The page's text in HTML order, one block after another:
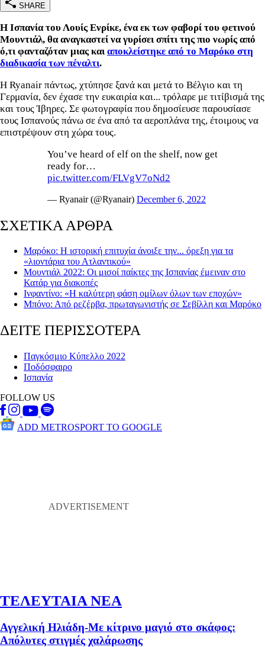
SHARE
Η Ισπανία του Λουίς Ενρίκε, ένα εκ των φαβορί του φετινού
Μουντιάλ, θα αναγκαστεί να γυρίσει σπίτι της πιο νωρίς από
ό,τι φανταζόταν μιας καιαποκλείστηκε από το Μαρόκο στη
διαδικασία των πέναλτι.
Η Ryanair πάντως, χτύπησε ξανά και μετά το Βέλγιο και τη
Γερμανία, δεν έχασε την ευκαιρία και... τρόλαρε με τιτίβισμά της
και τους Ίβηρες. Σε φωτογραφία που δημοσίευσε παρουσίασε
τους Ισπανούς πάνω σε ένα από τα αεροπλάνα της, έτοιμους να
επιστρέψουν στη χώρα τους.
You’ve heard of elf on the shelf, now get
ready for…
pic.twitter.com/FLVgV7oNd2
— Ryanair (@Ryanair) December 6, 2022
ΣΧΕΤΙΚΑ ΑΡΘΡΑ
Μαρόκο: Η ιστορική επιτυχία άνοιξε την... όρεξη για τα
«λιοντάρια του Ατλαντικού»
Μουντιάλ 2022: Οι μισοί παίκτες της Ισπανίας έμειναν στο
Κατάρ για διακοπές
Ινφαντίνο: «Η καλύτερη φάση ομίλων όλων των εποχών»
Μπόνο: Από ρεζέρβα, πρωταγωνιστής σε Σεβίλλη και Μαρόκο
ΔΕΙΤΕ ΠΕΡΙΣΣΟΤΕΡΑ
Παγκόσμιο Κύπελλο 2022
Ποδόσφαιρο
Ισπανία
FOLLOW US
ADD METROSPORT TO GOOGLE
ΤΕΛΕΥΤΑΙΑ ΝΕΑ
Αγγελική Ηλιάδη-Με κίτρινο μαγιό στο σκάφος:
Απόλυτες στιγμές χαλάρωσης